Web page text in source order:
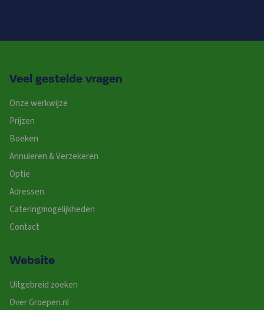
Veel gestelde vragen
Onze werkwijze
Prijzen
Boeken
Annuleren & Verzekeren
Optie
Adressen
Cateringmogelijkheden
Contact
Website
Uitgebreid zoeken
Over Groepen.nl